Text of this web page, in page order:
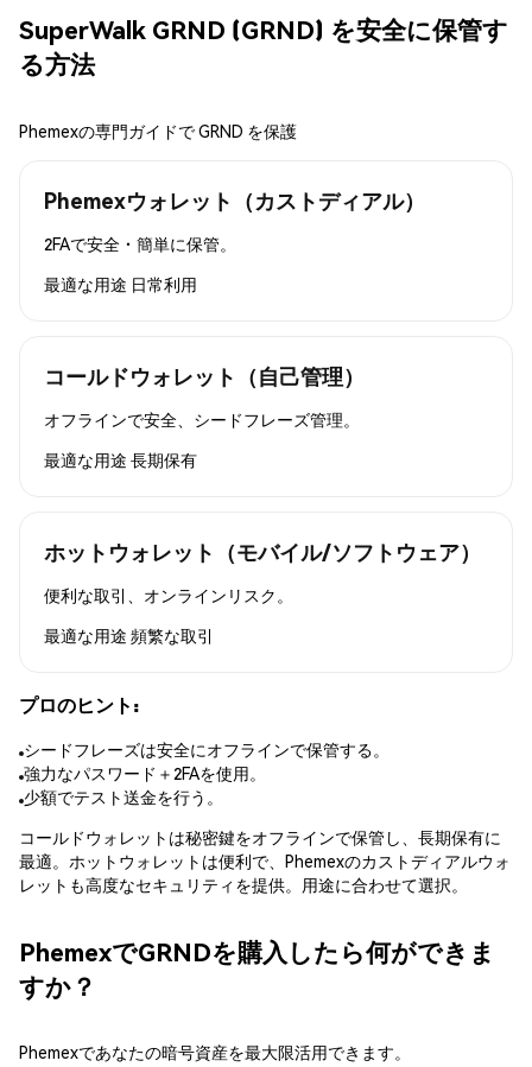
SuperWalk GRND (GRND) を安全に保管す
る方法
Phemexの専門ガイドで GRND を保護
Phemexウォレット（カストディアル）
2FAで安全・簡単に保管。
最適な用途 日常利用
コールドウォレット（自己管理）
オフラインで安全、シードフレーズ管理。
最適な用途 長期保有
ホットウォレット（モバイル/ソフトウェア）
便利な取引、オンラインリスク。
最適な用途 頻繁な取引
プロのヒント:
シードフレーズは安全にオフラインで保管する。
強力なパスワード＋2FAを使用。
少額でテスト送金を行う。
コールドウォレットは秘密鍵をオフラインで保管し、長期保有に
最適。ホットウォレットは便利で、Phemexのカストディアルウォ
レットも高度なセキュリティを提供。用途に合わせて選択。
PhemexでGRNDを購入したら何ができま
すか？
Phemexであなたの暗号資産を最大限活用できます。